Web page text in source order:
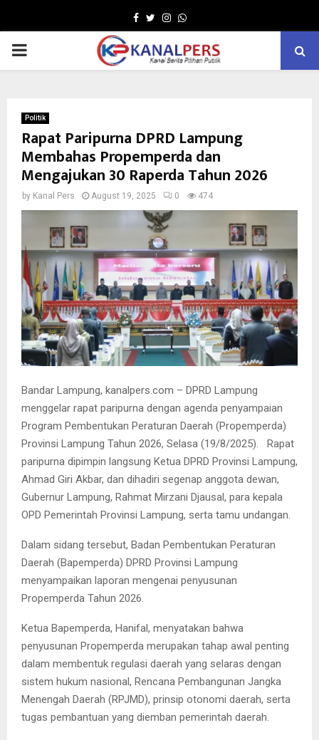
Facebook
TwitterInstagram
Whatsapp
PRIMARY
Politik
Rapat Paripurna DPRD Lampung
Membahas Propemperda dan
Mengajukan 30 Raperda Tahun 2026
by Kanal Pers August 19, 2025 0 474
Bandar Lampung, kanalpers.com – DPRD Lampung
menggelar rapat paripurna dengan agenda penyampaian
Program Pembentukan Peraturan Daerah (Propemperda)
Provinsi Lampung Tahun 2026, Selasa (19/8/2025). Rapat
paripurna dipimpin langsung Ketua DPRD Provinsi Lampung,
Ahmad Giri Akbar, dan dihadiri segenap anggota dewan,
Gubernur Lampung, Rahmat Mirzani Djausal, para kepala
OPD Pemerintah Provinsi Lampung, serta tamu undangan.
Dalam sidang tersebut, Badan Pembentukan Peraturan
Daerah (Bapemperda) DPRD Provinsi Lampung
menyampaikan laporan mengenai penyusunan
Propemperda Tahun 2026.
Ketua Bapemperda, Hanifal, menyatakan bahwa
penyusunan Propemperda merupakan tahap awal penting
dalam membentuk regulasi daerah yang selaras dengan
sistem hukum nasional, Rencana Pembangunan Jangka
Menengah Daerah (RPJMD), prinsip otonomi daerah, serta
tugas pembantuan yang diemban pemerintah daerah.